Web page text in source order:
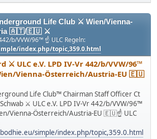
Life Club ⚔ Wien/Vienna-
🇦🇹/🇪🇺 ⚔
b/VVW/96™ ☝ ULC Regeln:
index.php/topic,359.0.html
⚔ ULC e.V. LPD IV-Vr 442/b/VVW/96™
Vienna-Österreich/Austria-EU 🇪🇺
Life Club™ Chairman Staff Officer Ct
⚔ ULC e.V. LPD IV-Vr 442/b/VVW/96™
Vienna-Österreich/Austria-EU 🇪🇺☝ ULC
simple/index.php/topic,359.0.html